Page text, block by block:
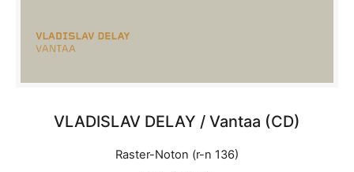
VLADISLAV DELAY / Vantaa (CD)
Raster-Noton (r-n 136)